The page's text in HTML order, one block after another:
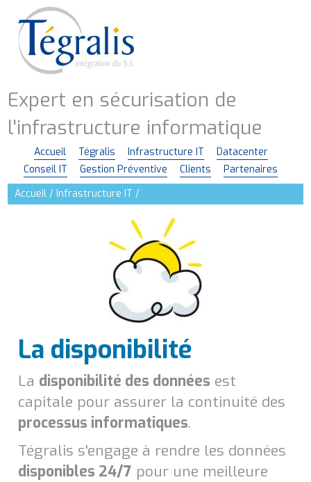
contenu
principal
Expert en sécurisation de
l'infrastructure informatique
Navigation
principale
Accueil Tégralis Infrastructure IT
Datacenter
Conseil IT
Gestion Préventive Clients
Partenaires
Accueil
Infrastructure IT
La disponibilité
La disponibilité des données est
capitale pour assurer la continuité des
processus informatiques.
Tégralis s'engage à rendre les données
disponibles 24/7 pour une meilleure